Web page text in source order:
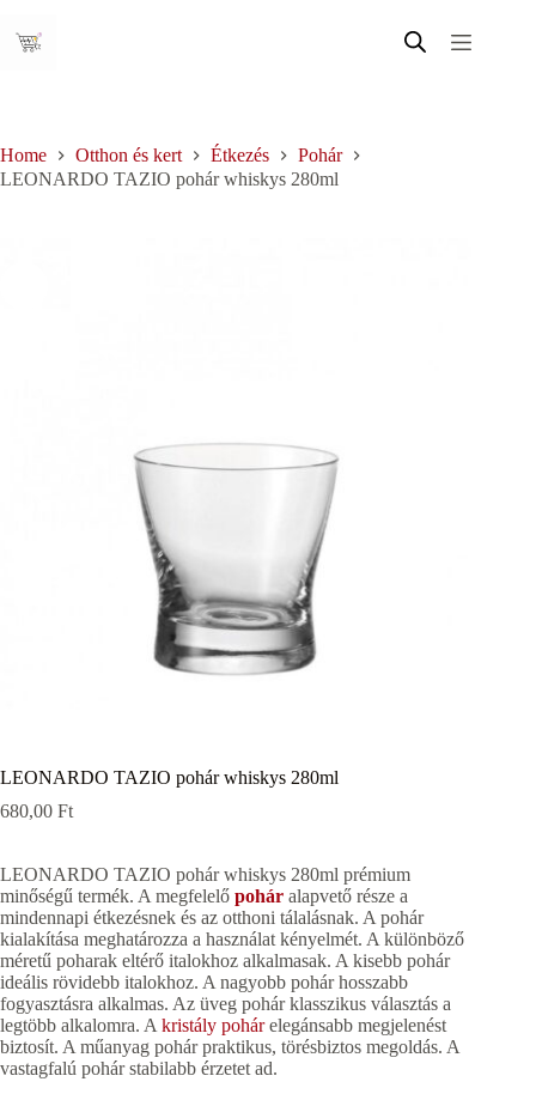
content
Home Otthon és kert Étkezés
Pohár
LEONARDO TAZIO pohár whiskys 280ml
LEONARDO TAZIO pohár whiskys 280ml
680,00 Ft
LEONARDO TAZIO pohár whiskys 280ml prémium
minőségű termék. A megfelelő pohár alapvető része a
mindennapi étkezésnek és az otthoni tálalásnak. A pohár
kialakítása meghatározza a használat kényelmét. A különböző
méretű poharak eltérő italokhoz alkalmasak. A kisebb pohár
ideális rövidebb italokhoz. A nagyobb pohár hosszabb
fogyasztásra alkalmas. Az üveg pohár klasszikus választás a
legtöbb alkalomra. A kristály pohárelegánsabb megjelenést
biztosít. A műanyag pohár praktikus, törésbiztos megoldás. A
vastagfalú pohár stabilabb érzetet ad.